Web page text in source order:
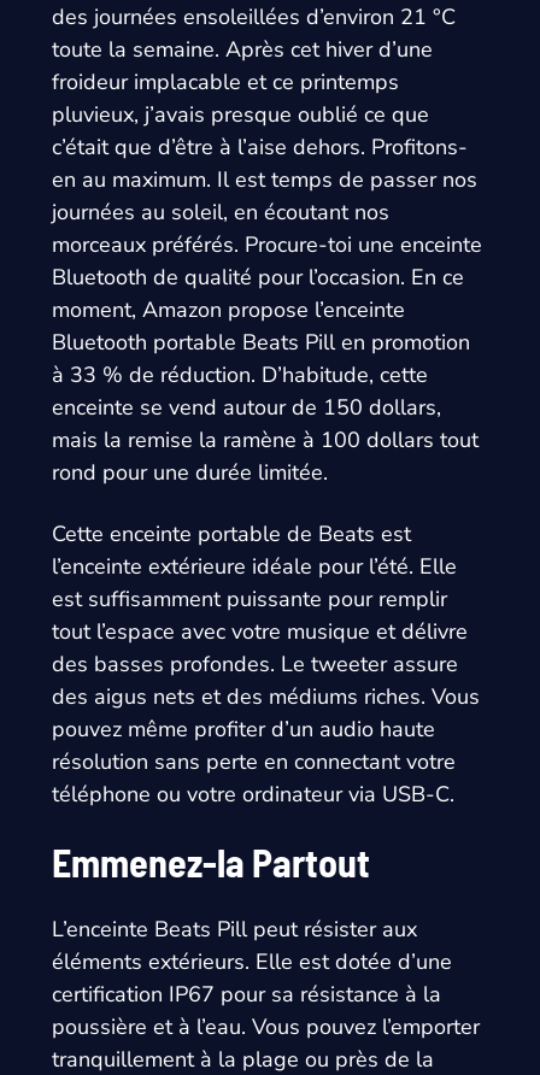
des journées ensoleillées d’environ 21 °C
toute la semaine. Après cet hiver d’une
froideur implacable et ce printemps
pluvieux, j’avais presque oublié ce que
c’était que d’être à l’aise dehors. Profitons-
en au maximum. Il est temps de passer nos
journées au soleil, en écoutant nos
morceaux préférés. Procure-toi une enceinte
Bluetooth de qualité pour l’occasion. En ce
moment, Amazon propose l’enceinte
Bluetooth portable Beats Pill en promotion
à 33 % de réduction. D’habitude, cette
enceinte se vend autour de 150 dollars,
mais la remise la ramène à 100 dollars tout
rond pour une durée limitée.
Cette enceinte portable de Beats est
l’enceinte extérieure idéale pour l’été. Elle
est suffisamment puissante pour remplir
tout l’espace avec votre musique et délivre
des basses profondes. Le tweeter assure
des aigus nets et des médiums riches. Vous
pouvez même profiter d’un audio haute
résolution sans perte en connectant votre
téléphone ou votre ordinateur via USB-C.
Emmenez-la Partout
L’enceinte Beats Pill peut résister aux
éléments extérieurs. Elle est dotée d’une
certification IP67 pour sa résistance à la
poussière et à l’eau. Vous pouvez l’emporter
tranquillement à la plage ou près de la